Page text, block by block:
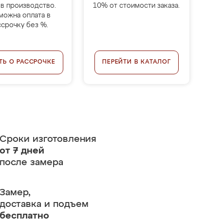
в производство.
оплата в
без %.
О РАССРОЧКЕ
10% от стоимости заказа.
ПЕРЕЙТИ В КАТАЛОГ
Сроки изготовления
от 7 дней
после замера
Замер,
доставка и подъем
бесплатно